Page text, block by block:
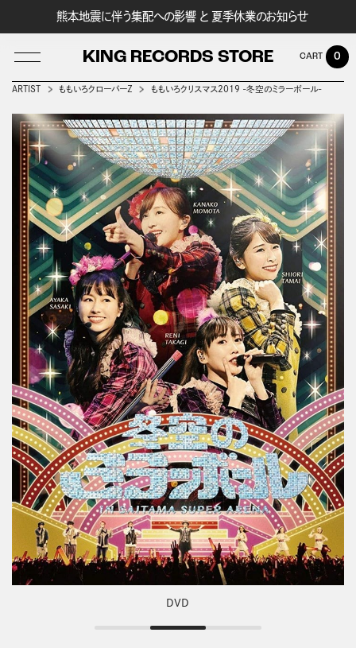
熊本地震に伴う集配への影響 と 夏季休業のお知らせ
KING RECORDS STORE
LOG IN
0
ARTIST ももいろクローバーＺ ももいろクリスマス2019 -冬空のミラーボール-
DVD